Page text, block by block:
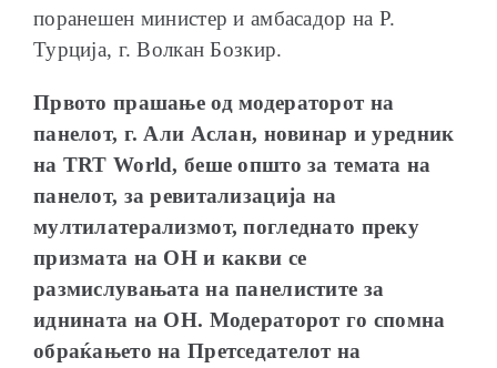
ПРМ 2009-2019
поранешен министер и амбасадор на Р.
Турција, г. Волкан Бозкир.
Првото прашање од модераторот на
панелот, г. Али Аслан, новинар и уредник
на TRT World, беше општо за темата на
панелот, заревитализација на
мултилатерализмот, погледнато преку
призмата на ОН и какви се
размислувањата на панелистите за
иднината на ОН. Модераторот го спомна
обраќањето на Претседателот на